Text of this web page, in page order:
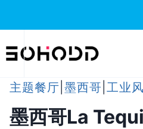
到
主题餐厅 墨西哥 工业
墨西哥La